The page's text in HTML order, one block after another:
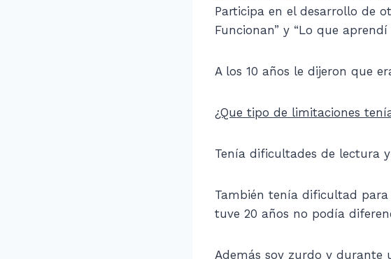
Participa en el desarrollo de
Funcionan” y “Lo que
A los 10 años le dijeron que
¿Que tipo de limitaciones
Tenía dificultades de lectura
También tenía dificultad
tuve 20 años no podía
Además soy zurdo y durante